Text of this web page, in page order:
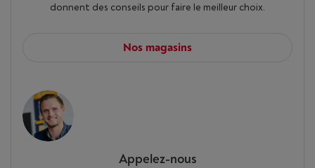
donnent des conseils pour faire le meilleur choix.
Nos magasins
Appelez-nous